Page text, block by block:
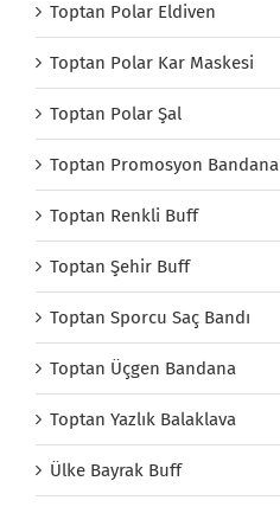
Toptan Polar Eldiven
Toptan Polar Kar Maskesi
Toptan Polar Şal
Toptan Promosyon Bandana
Toptan Renkli Buff
Toptan Şehir Buff
Toptan Sporcu Saç Bandı
Toptan Üçgen Bandana
Toptan Yazlık Balaklava
Ülke Bayrak Buff